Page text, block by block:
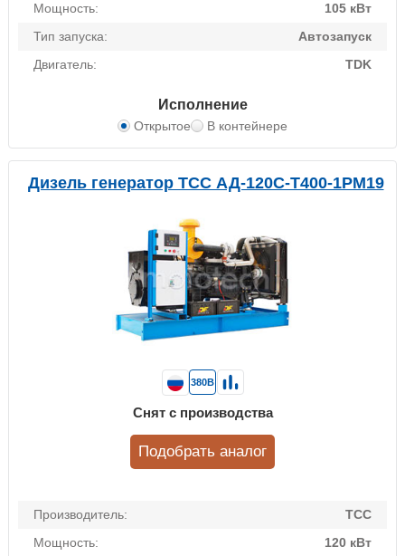
Мощность:
105 кВт
Тип запуска:
Автозапуск
Двигатель:
TDK
Исполнение
Открытое В контейнере
Дизель генератор ТСС АД-120С-Т400-1РМ19
Производитель:
ТСС
Мощность:
120 кВт
380В
Снят с производства
Подобрать аналог